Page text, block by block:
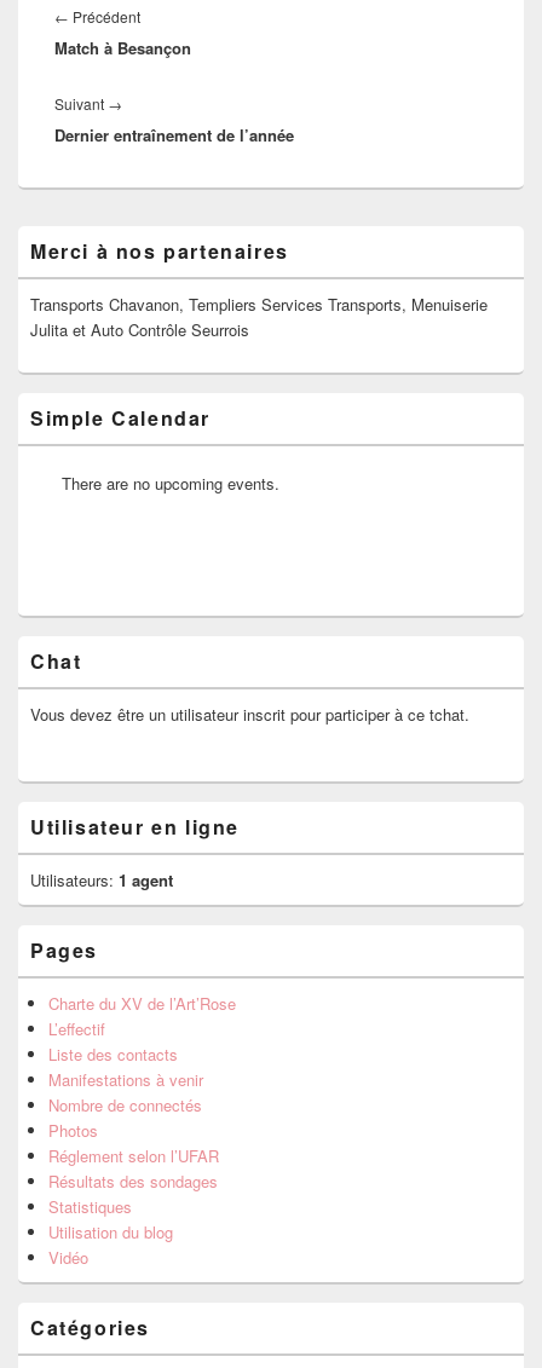
de
l’article
← PrécédentArticle
précédent :
Match à Besançon
Suivant →
suivant :
Dernier entraînement de l’année
principale
de
widget
pour
barre
Merci à nos partenaires
Transports Chavanon, Templiers Services Transports, Menuiserie
Julita et Auto Contrôle Seurrois
Simple Calendar
There are no upcoming events.
Chat
Vous devez être un utilisateur inscrit pour participer à ce tchat.
Utilisateur en ligne
Utilisateurs: 1 agent
Pages
Charte du XV de l’Art’Rose
L’effectif
Liste des contacts
Manifestations à venir
Nombre de connectés
Photos
Réglement selon l’UFAR
Résultats des sondages
Statistiques
Utilisation du blog
Vidéo
Catégories